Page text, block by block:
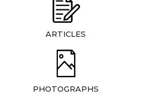
ARTICLES
PHOTOGRAPHS